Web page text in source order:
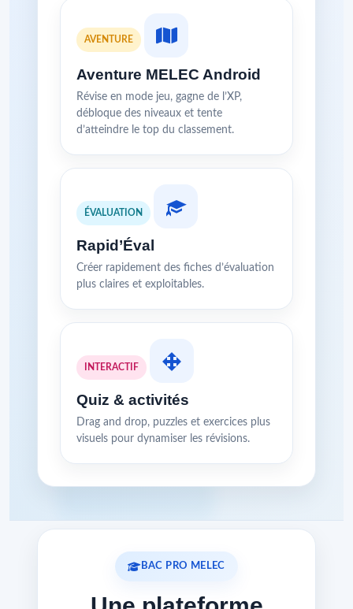
AVENTURE
Aventure MELEC Android
Révise en mode jeu, gagne de l’XP,
débloque des niveaux et tente
d’atteindre le top du classement.
ÉVALUATION
Rapid’Éval
Créer rapidement des fiches d’évaluation
plus claires et exploitables.
INTERACTIF
Quiz & activités
Drag and drop, puzzles et exercices plus
visuels pour dynamiser les révisions.
BAC PRO MELEC